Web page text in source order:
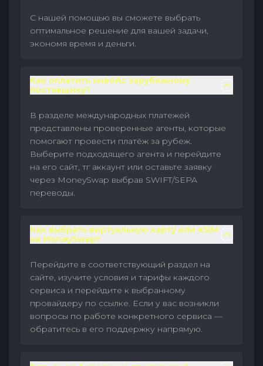
С нашей помощью вы сможете выбрать
оптимальное решение для вашей задачи,
экономя время и деньги.
Как оплатить инвойс зарубежному
поставщику?
В разделе международных платежей
представлены проверенные агенты, которые
помогают провести платёж за рубеж.
Выберите подходящего агента и перейдите
на его сайт, тг аккаунт или оставьте заявку
через MoneySwap выбрав SWIFT/SEPA
переводы.
Как выбрать виртуальную карту или eSIM
на MoneySwap?
Перейдите в соответствующий раздел на
сайте, изучите условия и тарифы каждого
сервиса и перейдите к выбранному
провайдеру по ссылке. Если у вас возникли
вопросы по работе конкретного сервиса —
обратитесь в его поддержку напрямую.